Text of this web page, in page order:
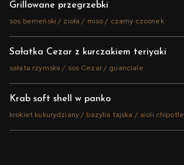
Grillowane przegrzebki
sos berneński / zioła / miso / czarny czosnek
Sałatka Cezar z kurczakiem teriyaki
sałata rzymska / sos Cezar / guanciale
Krab soft shell w panko
krokiet kukurydziany / bazylia tajska / aioli chipotle